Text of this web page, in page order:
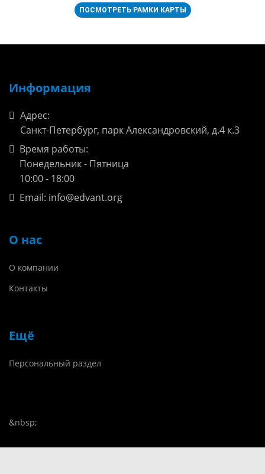
ПОСМОТРЕТЬ РАМКИ КАРТЫ
Информация
Адрес:
Санкт-Петербург, парк Александровский, д.4 к.3
Время работы:
Понедельник - Пятница
10:00 - 18:00
Email: info@edvant.org
О нас
О компании
Контакты
Ещё
Персональный раздел
&nbsp;